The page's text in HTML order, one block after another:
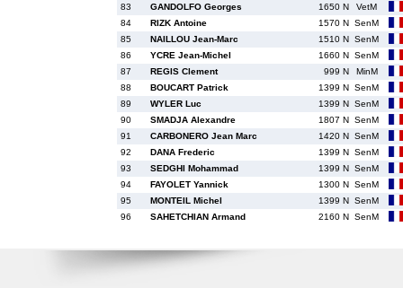
83
GANDOLFO Georges 1650 N
VetM
84
RIZK Antoine 1570 N SenM
85
NAILLOU Jean-Marc 1510 N SenM
86
YCRE Jean-Michel 1660 N SenM
87
REGIS Clement 999 N
MinM
88
BOUCART Patrick 1399 N SenM
89
WYLER Luc 1399 N SenM
90
SMADJA Alexandre 1807 N SenM
91
CARBONERO Jean Marc 1420 N SenM
92
DANA Frederic 1399 N SenM
93
SEDGHI Mohammad 1399 N SenM
94
FAYOLET Yannick 1300 N SenM
95
MONTEIL Michel 1399 N SenM
96
SAHETCHIAN Armand 2160 N SenM